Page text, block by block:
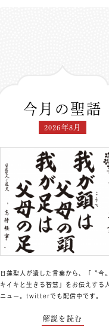
今月の聖語
2026年8月
日蓮聖人が遺した言葉から、「〝今
キイキと生きる智慧」をお伝えする
ニュー。 twitterでも配信中 です。
解説を読む